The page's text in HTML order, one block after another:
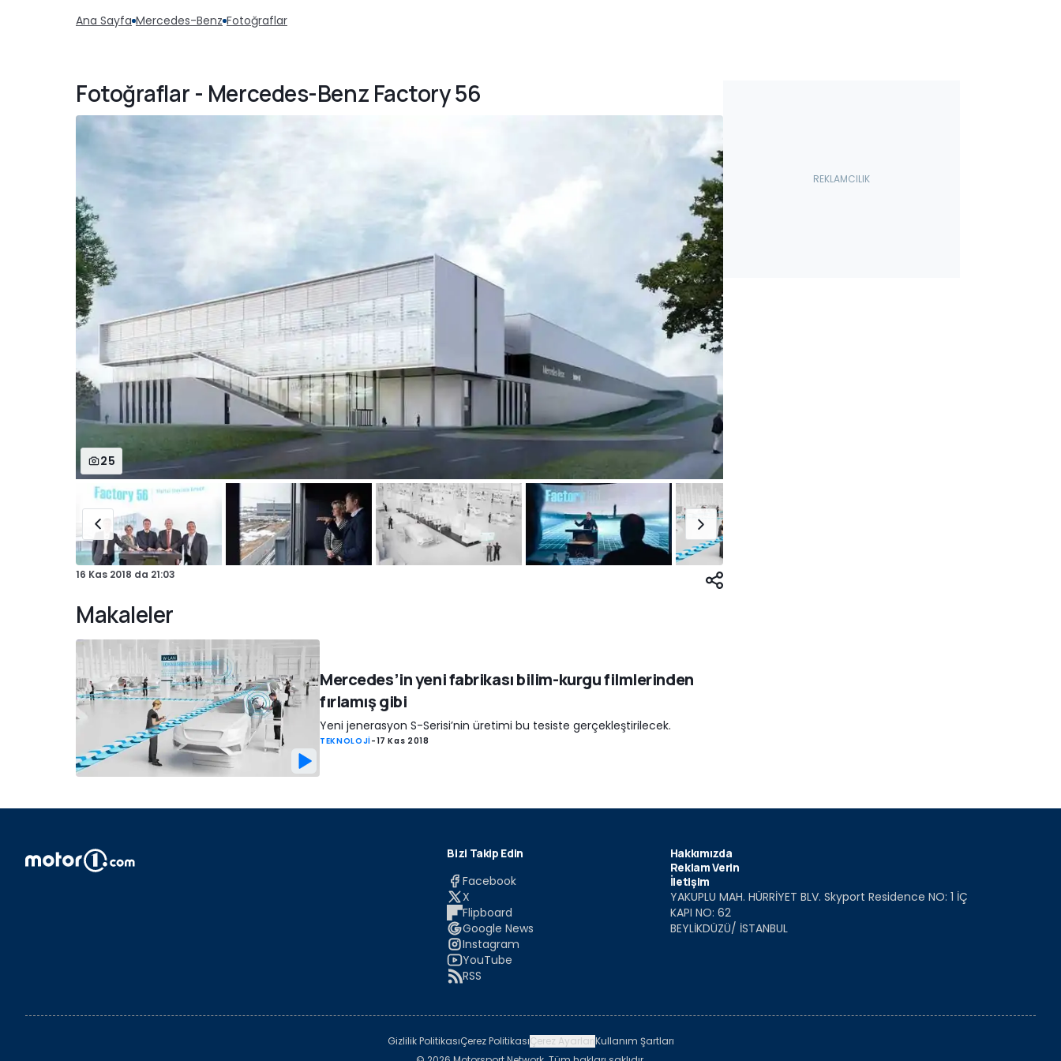
Ana Sayfa Mercedes-Benz Fotoğraflar
Fotoğraflar - Mercedes-Benz Factory 56
25
16 Kas 2018 da 21:03
Makaleler
Mercedes’in yeni fabrikası bilim-kurgu filmlerinden
fırlamış gibi
Yeni jenerasyon S-Serisi’nin üretimi bu tesiste gerçekleştirilecek.
TEKNOLOJİ-17 Kas 2018
Bizi Takip Edin
Facebook
X
Flipboard
Google News
Instagram
YouTube
RSS
Hakkımızda
Reklam Verin
İletişim
YAKUPLU MAH. HÜRRİYET BLV. Skyport Residence NO: 1 İÇ
KAPI NO: 62
BEYLİKDÜZÜ/ İSTANBUL
Gizlilik PolitikasıÇerez PolitikasıÇerez AyarlarıKullanım Şartları